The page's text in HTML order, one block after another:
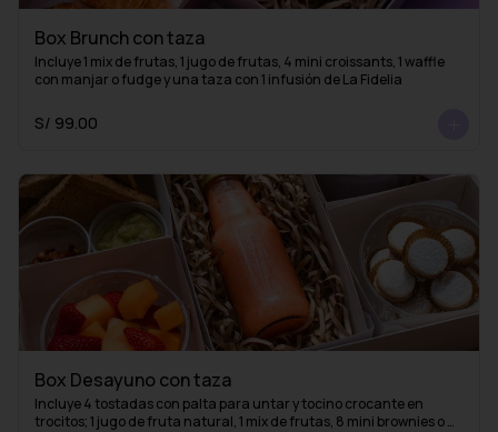
Box Brunch con taza
Incluye 1 mix de frutas, 1 jugo de frutas, 4 mini croissants, 1 waffle
con manjar o fudge y una taza con 1 infusión de La Fidelia
S/ 99.00
Box Desayuno con taza
Incluye 4 tostadas con palta para untar y tocino crocante en
trocitos; 1 jugo de fruta natural, 1 mix de frutas, 8 mini brownies o